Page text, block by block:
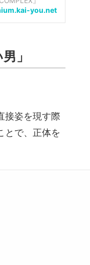
って記念すべ...
you.net
」
接姿を現す際
とで、正体を